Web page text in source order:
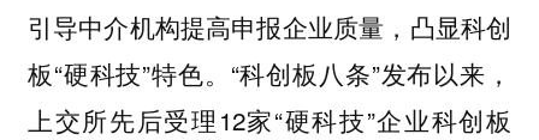
引导中介机构提高申报企业质量，凸显科创
板“硬科技”特色。“科创板八条”发布以来，
上交所先后受理12家“硬科技”企业科创板